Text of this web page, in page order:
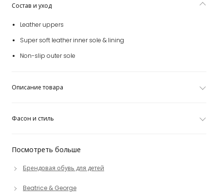
Посмотреть больше
Брендовая обувь для детей
Beatrice & George
Состав и уход
Leather uppers
Super soft leather inner sole & lining
Non-slip outer sole
Описание товара
Фасон и стиль